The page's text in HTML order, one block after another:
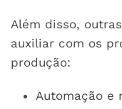
Além disso,
auxiliar com os
produção:
Automação e